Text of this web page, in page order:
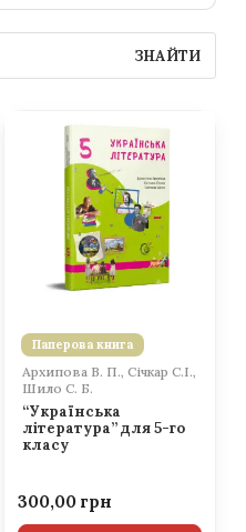
ЗНАЙТИ
Паперова книга
Архипова В. П., Січкар С.І.,
Шило С. Б.
“Українська
література” для 5-го
класу
300,00